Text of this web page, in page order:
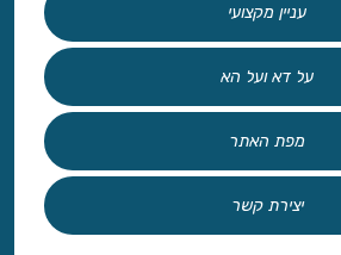
עניין מקצועי
על דא ועל הא
מפת האתר
יצירת קשר